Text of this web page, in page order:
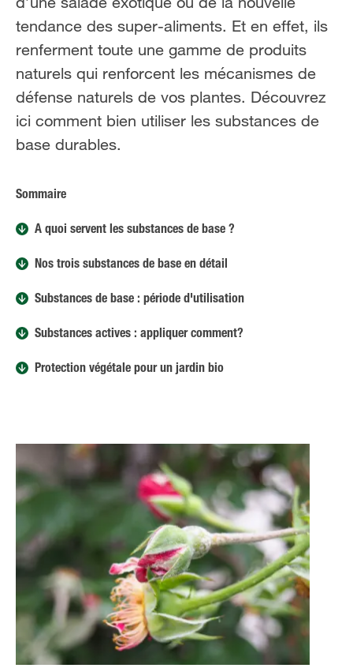
tendance des super-aliments. Et en effet, ils
renferment toute une gamme de produits
naturels qui renforcent les mécanismes de
défense naturels de vos plantes. Découvrez
ici comment bien utiliser les substances de
base durables.
Sommaire
À quoi servent les substances de base ?
Nos trois substances de base en détail
Substances de base : période d'utilisation
Substances actives : appliquer comment?
Protection végétale pour un jardin bio